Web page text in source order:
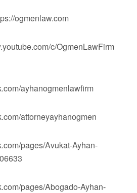
ogmenlaw.com
c/OgmenLawFirm
ayhanogmenlawfirm
attorneyayhanogmen
pages/Avukat-Ayhan-
pages/Abogado-Ayhan-